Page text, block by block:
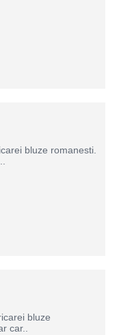
bluze romanesti.
bluze
car..